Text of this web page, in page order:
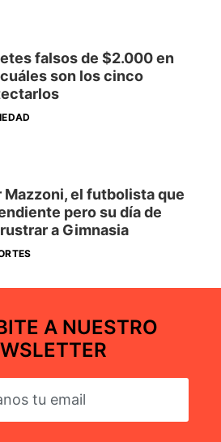
falsos de $2.000 en
son los cinco
Mazzoni, el futbolista que
pero su día de
a Gimnasia
A NUESTRO